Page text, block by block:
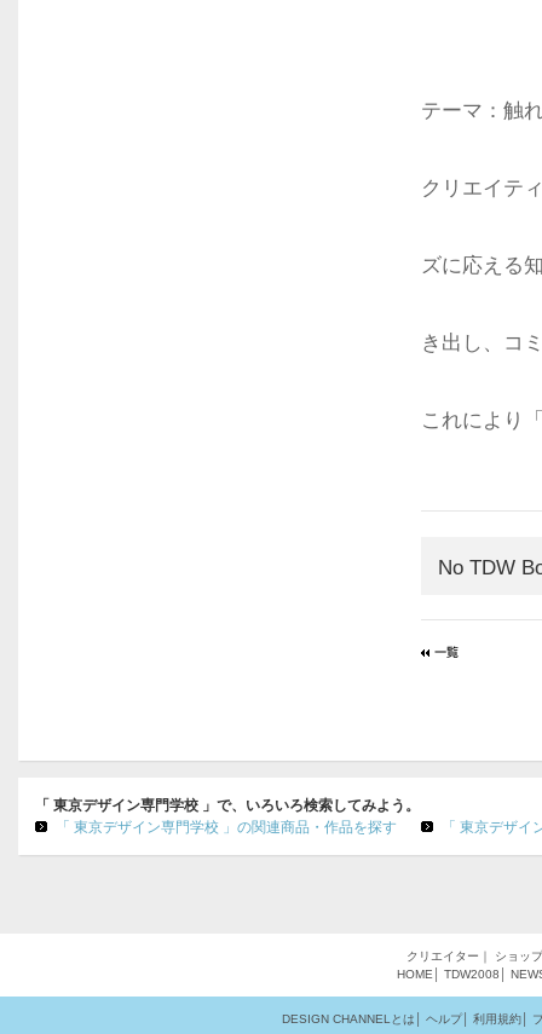
テーマ：触
クリエイテ
ズに応える
き出し、コ
これにより
No TDW
「 東京デザイン専門学校 」で、いろいろ検索してみよう。
「 東京デザイン専門学校 」の関連商品・作品を探す
「 東京デザ
クリエイター ｜ ショップ
HOME
TDW2008
DESIGN CHANNELとは ヘルプ│ 利用規約│